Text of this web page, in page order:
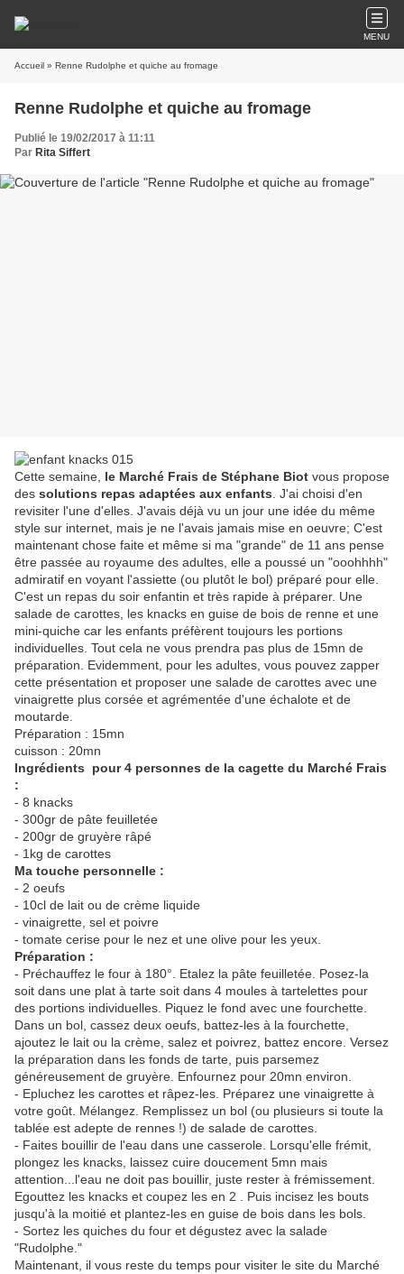
MENU
Accueil » Renne Rudolphe et quiche au fromage
Renne Rudolphe et quiche au fromage
Publié le 19/02/2017 à 11:11
Par Rita Siffert
Cette semaine, le Marché Frais de Stéphane Biot vous propose
des solutions repas adaptées aux enfants . J'ai choisi d'en
revisiter l'une d'elles. J'avais déjà vu un jour une idée du même
style sur internet, mais je ne l'avais jamais mise en oeuvre; C'est
maintenant chose faite et même si ma "grande" de 11 ans pense
être passée au royaume des adultes, elle a poussé un "ooohhhh"
admiratif en voyant l'assiette (ou plutôt le bol) préparé pour elle.
C'est un repas du soir enfantin et très rapide à préparer. Une
salade de carottes, les knacks en guise de bois de renne et une
mini-quiche car les enfants préfèrent toujours les portions
individuelles. Tout cela ne vous prendra pas plus de 15mn de
préparation. Evidemment, pour les adultes, vous pouvez zapper
cette présentation et proposer une salade de carottes avec une
vinaigrette plus corsée et agrémentée d'une échalote et de
moutarde.
Préparation : 15mn
cuisson : 20mn
Ingrédients pour 4 personnes de la cagette du Marché Frais
:
- 8 knacks
- 300gr de pâte feuilletée
- 200gr de gruyère râpé
- 1kg de carottes
Ma touche personnelle :
- 2 oeufs
- 10cl de lait ou de crème liquide
- vinaigrette, sel et poivre
- tomate cerise pour le nez et une olive pour les yeux.
Préparation :
- Préchauffez le four à 180°. Etalez la pâte feuilletée. Posez-la
soit dans une plat à tarte soit dans 4 moules à tartelettes pour
des portions individuelles. Piquez le fond avec une fourchette.
Dans un bol, cassez deux oeufs, battez-les à la fourchette,
ajoutez le lait ou la crème, salez et poivrez, battez encore. Versez
la préparation dans les fonds de tarte, puis parsemez
généreusement de gruyère. Enfournez pour 20mn environ.
- Epluchez les carottes et râpez-les. Préparez une vinaigrette à
votre goût. Mélangez. Remplissez un bol (ou plusieurs si toute la
tablée est adepte de rennes !) de salade de carottes.
- Faites bouillir de l'eau dans une casserole. Lorsqu'elle frémit,
plongez les knacks, laissez cuire doucement 5mn mais
attention...l'eau ne doit pas bouillir, juste rester à frémissement.
Egouttez les knacks et coupez les en 2 . Puis incisez les bouts
jusqu'à la moitié et plantez-les en guise de bois dans les bols.
- Sortez les quiches du four et dégustez avec la salade
"Rudolphe."
Maintenant, il vous reste du temps pour visiter le site du Marché